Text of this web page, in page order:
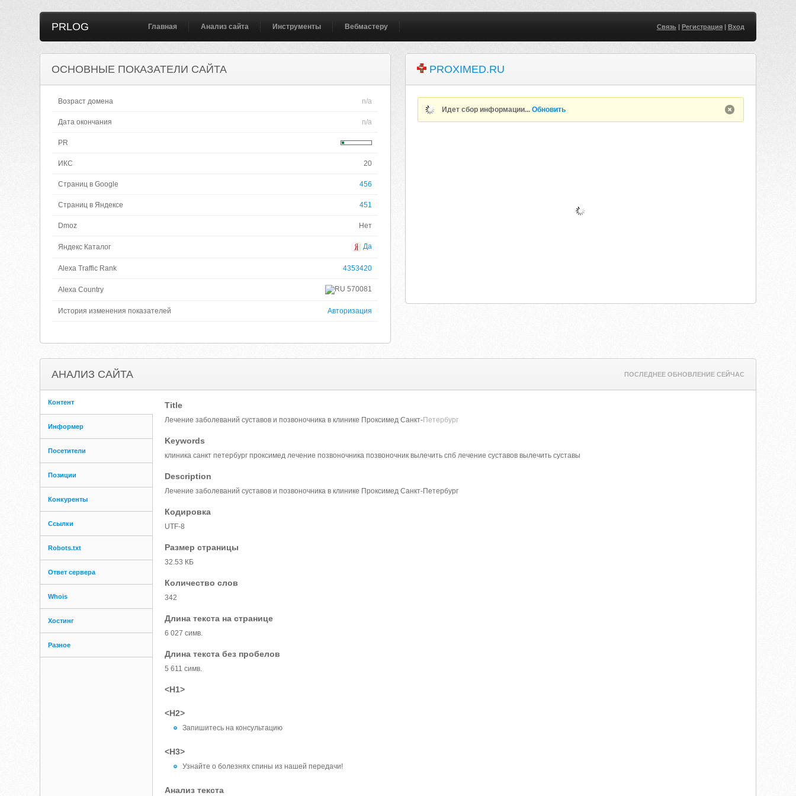
PRLOG Главная Анализ сайта Инструменты Вебмастеру Связь| Регистрация| Вход
ОСНОВНЫЕ ПОКАЗАТЕЛИ САЙТА
Возраст домена n/a
Дата окончания n/a
PR
ИКС 20
Страниц в Google 456
Страниц в Яндексе 451
Dmoz Нет
Яндекс Каталог Да
Alexa Traffic Rank 4353420
Alexa Country 570081
История изменения показателей Авторизация
PROXIMED.RU
Идет сбор информации...Обновить
АНАЛИЗ САЙТА ПОСЛЕДНЕЕ ОБНОВЛЕНИЕ СЕЙЧАС
Контент
Информер
Посетители
Позиции
Конкуренты
Ссылки
Robots.txt
Ответ сервера
Whois
Хостинг
Разное
Title
Лечение заболеваний суставов и позвоночника в клинике Проксимед Санкт-Петербург
Keywords
клиника санкт петербург проксимед лечение позвоночника позвоночник вылечить спб лечение суставов вылечить суставы
Description
Лечение заболеваний суставов и позвоночника в клинике Проксимед Санкт-Петербург
Кодировка
UTF-8
Размер страницы
32.53 КБ
Количество слов
342
Длина текста на странице
6 027 симв.
Длина текста без пробелов
5 611 симв.
<H1>
<H2>
Запишитесь на консультацию
<H3>
Узнайте о болезнях спины из нашей передачи!
Анализ текста